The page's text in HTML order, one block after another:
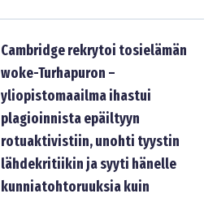
Cambridge rekrytoi tosielämän
woke-Turhapuron –
yliopistomaailma ihastui
plagioinnista epäiltyyn
rotuaktivistiin, unohti tyystin
lähdekritiikin ja syyti hänelle
kunniatohtoruuksia kuin